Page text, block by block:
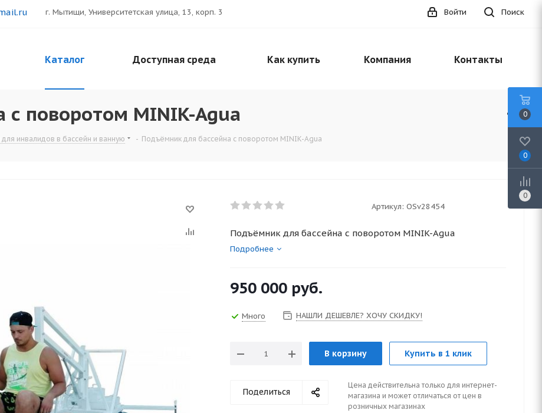
г. Мытищи, Университетская улица, 13, корп. 3 Поиск
Войти
Каталог Доступная среда Как купить Компания Контакты
поворотом MINIK-Agua
инвалидов в бассейн и ванную - Подъёмник для бассейна с поворотом MINIK-Agua
Артикул: OSv28454
Подъёмник для бассейна с поворотом MINIK-Agua
Подробнее
950 000 руб.
Много НАШЛИ ДЕШЕВЛЕ? ХОЧУ СКИДКУ!
В корзину Купить в 1 клик
Поделиться
Цена действительна только для интернет-
магазина и может отличаться от цен в
розничных магазинах
0
0
0